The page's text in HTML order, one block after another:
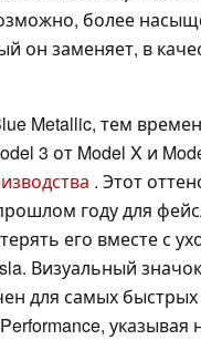
более
он заменяет, в
Metallic, тем
3 от Model X и
. Этот
году для
его вместе с
Визуальный
для самых
указывая